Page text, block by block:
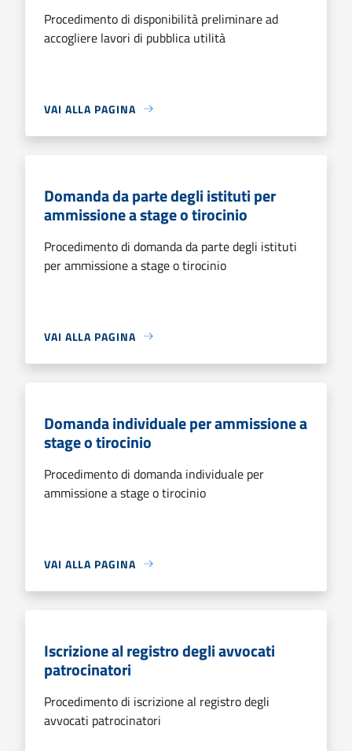
Procedimento di disponibilità preliminare ad
accogliere lavori di pubblica utilità
VAI ALLA PAGINA
Domanda da parte degli istituti per
ammissione a stage o tirocinio
Procedimento di domanda da parte degli istituti
per ammissione a stage o tirocinio
VAI ALLA PAGINA
Domanda individuale per ammissione a
stage o tirocinio
Procedimento di domanda individuale per
ammissione a stage o tirocinio
VAI ALLA PAGINA
Iscrizione al registro degli avvocati
patrocinatori
Procedimento di iscrizione al registro degli
avvocati patrocinatori